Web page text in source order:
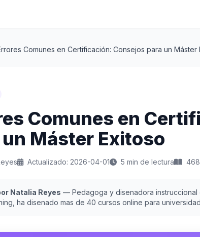
Comunes en Certificación: Consejos para un Máster
Comunes en
Máster Exitoso
Actualizado: 2026-04-01 5 min de lectura
Natalia Reyes — Pedagoga y disenadora instruccional
ha disenado mas de 40 cursos online para